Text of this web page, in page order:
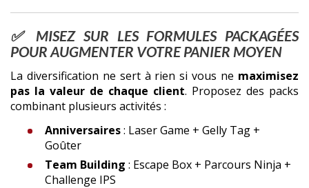
✅ MISEZ SUR LES FORMULES PACKAGÉES
POUR AUGMENTER VOTRE PANIER MOYEN
La diversification ne sert à rien si vous ne maximisez
pas la valeur de chaque client. Proposez des packs
combinant plusieurs activités :
Anniversaires: Laser Game + Gelly Tag +
Goûter
Team Building : Escape Box + Parcours Ninja +
Challenge IPS